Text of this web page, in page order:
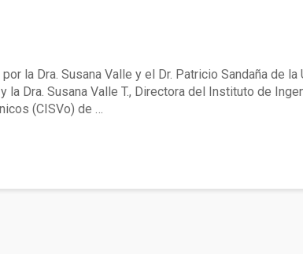
la Dra. Susana Valle y el Dr. Patricio Sandaña de la
la Dra. Susana Valle T., Directora del Instituto de
(CISVo) de …